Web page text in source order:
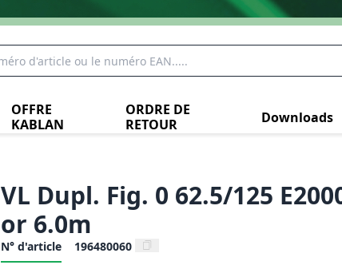
OFFRE
KABLAN
ORDRE DE
RETOUR
Downloads
VL Dupl. Fig. 0 62.5/125
or 6.0m
N° d'article 196480060